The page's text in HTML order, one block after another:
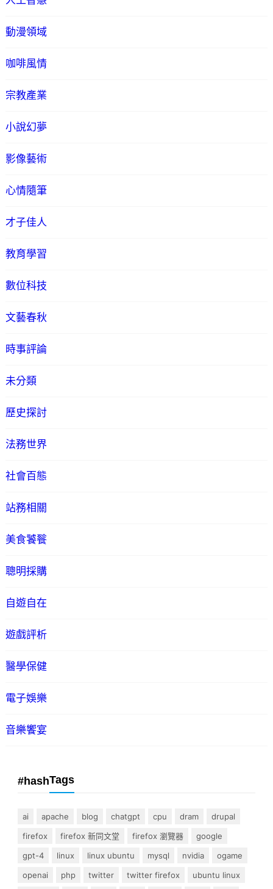
動漫領域
咖啡風情
宗教產業
小說幻夢
影像藝術
心情隨筆
才子佳人
教育學習
數位科技
文藝春秋
時事評論
未分類
歷史探討
法務世界
社會百態
站務相關
美食饕餮
聰明採購
自遊自在
遊戲評析
醫學保健
電子娛樂
音樂饗宴
#hashTags
ai apache blog chatgpt cpu dram
drupal
firefox
firefox 新同文堂 firefox 瀏覽器
google
gpt-4
linux linux ubuntu mysql nvidia
ogame
openai
php twitter twitter firefox
ubuntu linux